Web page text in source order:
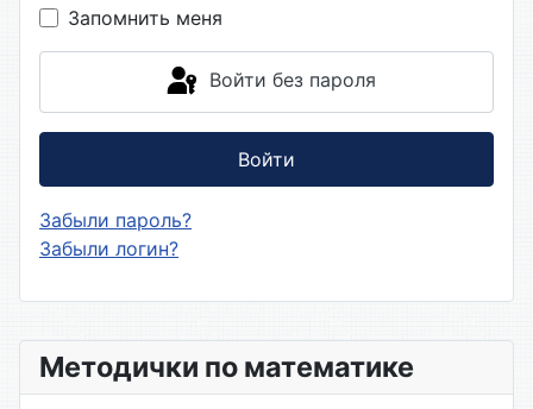
Методички по математике
Запомнить меня
Войти без пароля
Войти
Забыли пароль?
Забыли логин?